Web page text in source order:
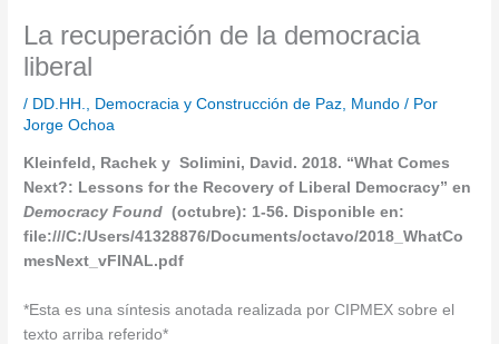
La recuperación de la democracia
liberal
/ DD.HH., Democracia y Construcción de Paz, Mundo / Por
Jorge Ochoa
Kleinfeld, Rachek y Solimini, David. 2018. “What Comes
Next?: Lessons for the Recovery of Liberal Democracy” en
Democracy Found (octubre): 1-56. Disponible en:
file:///C:/Users/41328876/Documents/octavo/2018_WhatCo
mesNext_vFINAL.pdf
*Esta es una síntesis anotada realizada por CIPMEX sobre el
texto arriba referido*